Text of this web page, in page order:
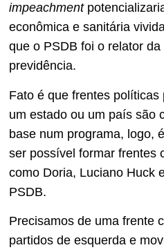
impeachment
econômica e sanitária
que o PSDB foi o relator
previdência.
Fato é que frentes políticas
um estado ou um país são
base num programa, logo,
ser possível formar frentes
como Doria, Luciano Huck
PSDB.
Precisamos de uma frente
partidos de esquerda e